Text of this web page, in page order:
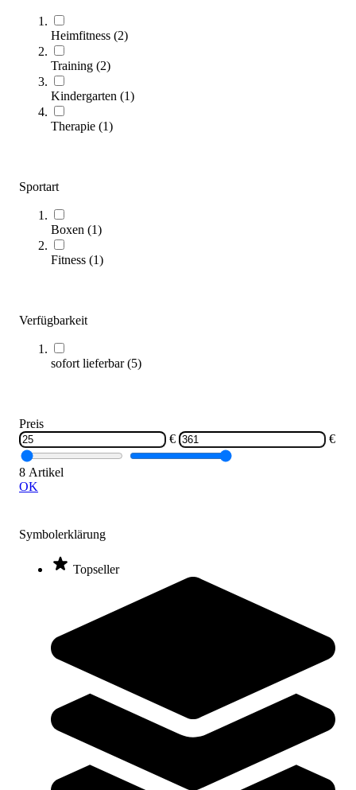
Heimfitness (2)
Training (2)
Kindergarten (1)
Therapie (1)
Sportart
Boxen (1)
Fitness (1)
Verfügbarkeit
sofort lieferbar(5)
Preis
€
€
8 Artikel
OK
Symbolerklärung
Topseller
Fitness- & Therapiekreisel
32,95 €
Zum Produkt
Sofort lieferbar
Zum Produkt
Sofort lieferbar
180,00 €
Zum Produkt
Varianten zur Auswahl
Sitz- & Prallschutz SwingTop
52,00 €